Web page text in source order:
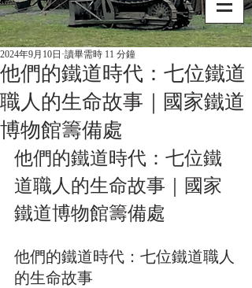
他們的鐵道時代：七位鐵道
職人的生命故事｜國家鐵道
博物館籌備處
2024年9月10日 讀畢需時 11 分鐘
他們的鐵道時代：七位鐵
道職人的生命故事｜國家
鐵道博物館籌備處
他們的鐵道時代：七位鐵道職人
的生命故事